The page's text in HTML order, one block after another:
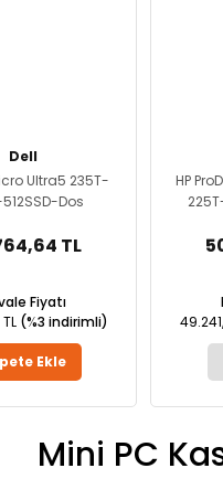
Dell
Ultra5 235T-
Dos
TL
Fiyatı
(%3 indirimli)
Ekle
HP
Mini PC